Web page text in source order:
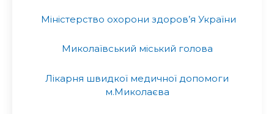
Міністерство охорони здоров’я України
Миколаївський міський голова
Лікарня швидкої медичної допомоги
м.Миколаєва